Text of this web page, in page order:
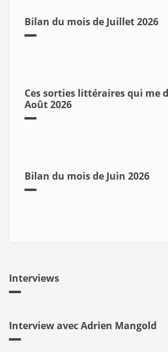
Bilan du mois de Juillet 2026
Ces sorties littéraires qui me
Août 2026
Bilan du mois de Juin 2026
Interviews
Interview avec Adrien Mangold